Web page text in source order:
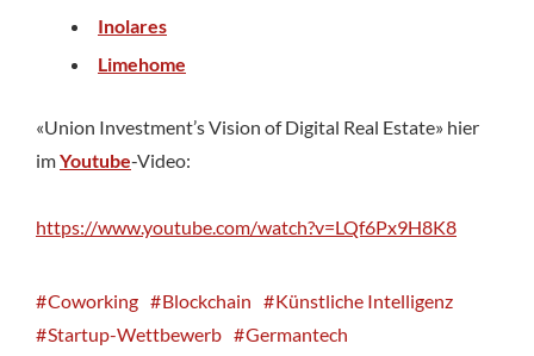
Inolares
Limehome
«Union Investment’s Vision of Digital Real Estate» hier
imYoutube-Video:
https://www.youtube.com/watch?v=LQf6Px9H8K8
Coworking Blockchain
Künstliche Intelligenz
Startup-Wettbewerb
Germantech